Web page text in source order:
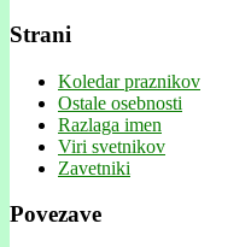
Strani
Koledar praznikov
Ostale osebnosti
Razlaga imen
Viri svetnikov
Zavetniki
Povezave